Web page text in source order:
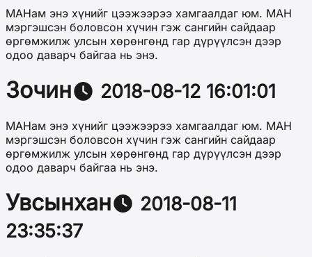
МАНам энэ хүнийг цээжээрээ хамгаалдаг юм. МАН
мэргэшсэн боловсон хүчин гэж сангийн сайдаар
өргөмжилж улсын хөрөнгөнд гар дүрүүлсэн дээр
одоо даварч байгаа нь энэ.
Зочин 2018-08-12 16:01:01
МАНам энэ хүнийг цээжээрээ хамгаалдаг юм. МАН
мэргэшсэн боловсон хүчин гэж сангийн сайдаар
өргөмжилж улсын хөрөнгөнд гар дүрүүлсэн дээр
одоо даварч байгаа нь энэ.
Увсынхан
2018-08-11
23:35:37